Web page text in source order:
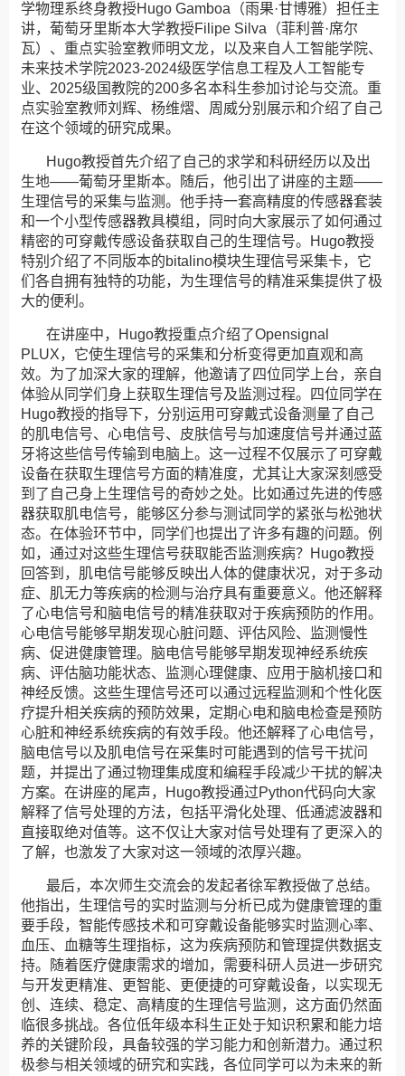
学物理系终身教授Hugo Gamboa（雨果·甘博雅）担任主
讲，葡萄牙里斯本大学教授Filipe Silva（菲利普·席尔
瓦）、重点实验室教师明文龙，以及来自人工智能学院、
未来技术学院2023-2024级医学信息工程及人工智能专
业、2025级国教院的200多名本科生参加讨论与交流。重
点实验室教师刘辉、杨维熠、周威分别展示和介绍了自己
在这个领域的研究成果。
Hugo教授首先介绍了自己的求学和科研经历以及出
生地——葡萄牙里斯本。随后，他引出了讲座的主题——
生理信号的采集与监测。他手持一套高精度的传感器套装
和一个小型传感器教具模组，同时向大家展示了如何通过
精密的可穿戴传感设备获取自己的生理信号。Hugo教授
特别介绍了不同版本的bitalino模块生理信号采集卡，它
们各自拥有独特的功能，为生理信号的精准采集提供了极
大的便利。
在讲座中，Hugo教授重点介绍了Opensignal
PLUX，它使生理信号的采集和分析变得更加直观和高
效。为了加深大家的理解，他邀请了四位同学上台，亲自
体验从同学们身上获取生理信号及监测过程。四位同学在
Hugo教授的指导下，分别运用可穿戴式设备测量了自己
的肌电信号、心电信号、皮肤信号与加速度信号并通过蓝
牙将这些信号传输到电脑上。这一过程不仅展示了可穿戴
设备在获取生理信号方面的精准度，尤其让大家深刻感受
到了自己身上生理信号的奇妙之处。比如通过先进的传感
器获取肌电信号，能够区分参与测试同学的紧张与松弛状
态。在体验环节中，同学们也提出了许多有趣的问题。例
如，通过对这些生理信号获取能否监测疾病？Hugo教授
回答到，肌电信号能够反映出人体的健康状况，对于多动
症、肌无力等疾病的检测与治疗具有重要意义。他还解释
了心电信号和脑电信号的精准获取对于疾病预防的作用。
心电信号能够早期发现心脏问题、评估风险、监测慢性
病、促进健康管理。脑电信号能够早期发现神经系统疾
病、评估脑功能状态、监测心理健康、应用于脑机接口和
神经反馈。这些生理信号还可以通过远程监测和个性化医
疗提升相关疾病的预防效果，定期心电和脑电检查是预防
心脏和神经系统疾病的有效手段。他还解释了心电信号，
脑电信号以及肌电信号在采集时可能遇到的信号干扰问
题，并提出了通过物理集成度和编程手段减少干扰的解决
方案。在讲座的尾声，Hugo教授通过Python代码向大家
解释了信号处理的方法，包括平滑化处理、低通滤波器和
直接取绝对值等。这不仅让大家对信号处理有了更深入的
了解，也激发了大家对这一领域的浓厚兴趣。
最后，本次师生交流会的发起者徐军教授做了总结。
他指出，生理信号的实时监测与分析已成为健康管理的重
要手段，智能传感技术和可穿戴设备能够实时监测心率、
血压、血糖等生理指标，这为疾病预防和管理提供数据支
持。随着医疗健康需求的增加，需要科研人员进一步研究
与开发更精准、更智能、更便捷的可穿戴设备，以实现无
创、连续、稳定、高精度的生理信号监测，这方面仍然面
临很多挑战。各位低年级本科生正处于知识积累和能力培
养的关键阶段，具备较强的学习能力和创新潜力。通过积
极参与相关领域的研究和实践，各位同学可以为未来的新